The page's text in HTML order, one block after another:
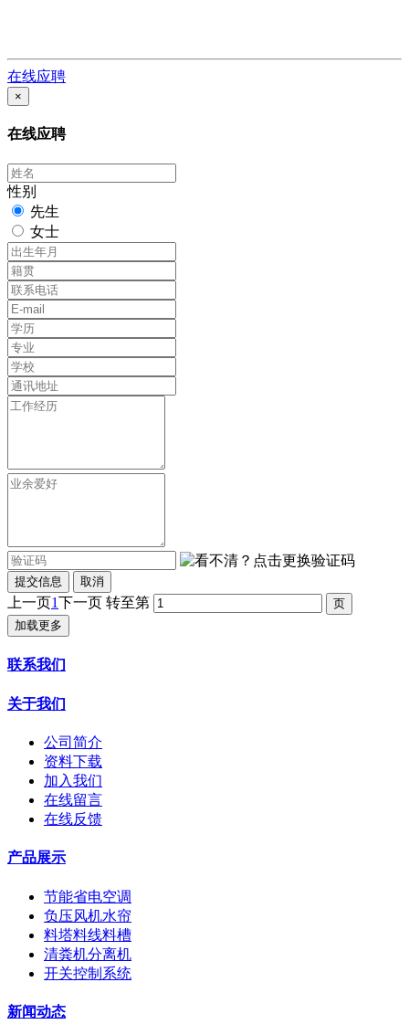
在线应聘
×
在线应聘
性别
先生
女士
提交信息 取消
上一页1下一页 转至第
加载更多
联系我们
关于我们
公司简介
资料下载
加入我们
在线留言
在线反馈
产品展示
节能省电空调
负压风机水帘
料塔料线料槽
清粪机分离机
开关控制系统
新闻动态